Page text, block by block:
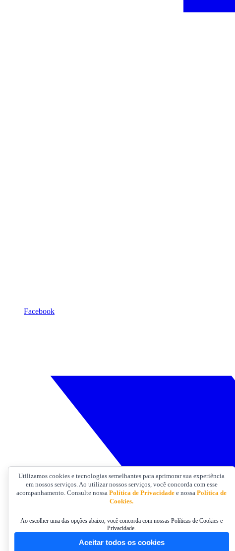
Facebook
Utilizamos cookies e tecnologias semelhantes para aprimorar sua experiência
em nossos serviços. Ao utilizar nossos serviços, você concorda com esse
acompanhamento. Consulte nossaPolítica de Privacidade e nossaPolítica de
Cookies.
Ao escolher uma das opções abaixo, você concorda com nossas Políticas de Cookies e
Privacidade.
Aceitar todos os cookies